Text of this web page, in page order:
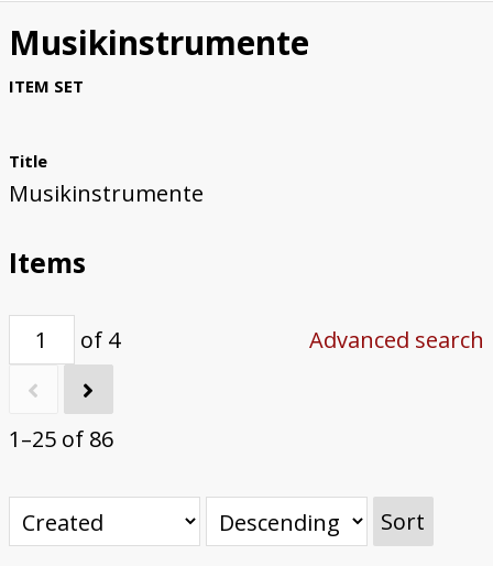
Organic Material
Musikinstrumente
ITEM SET
Title
Musikinstrumente
Items
of 4
1–25 of 86
Advanced search
Sort